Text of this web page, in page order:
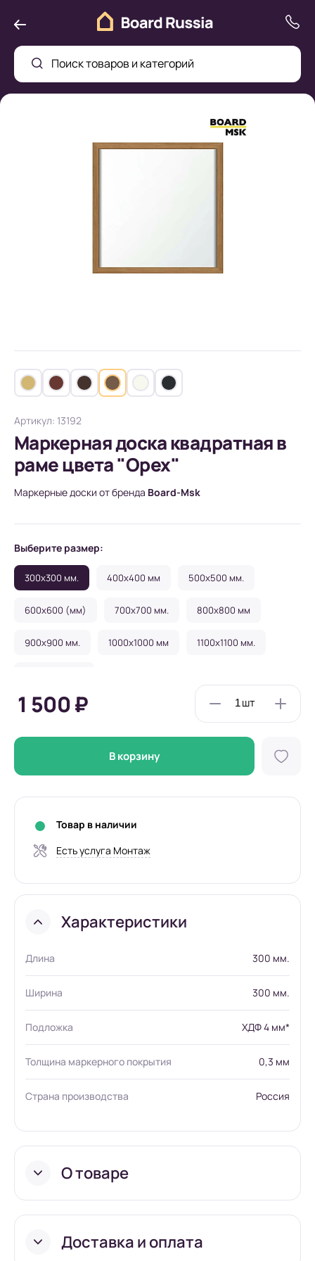
Поиск товаров и категорий
Артикул: 13192
Маркерная доска квадратная в
раме цвета "Орех"
Маркерные доски от бренда Board-Msk
Выберите размер:
300x300 мм. 400x400 мм 500x500 мм.
600x600 (мм) 700x700 мм. 800x800 мм
900x900 мм. 1000x1000 мм 1100x1100 мм.
1 500 ₽
В корзину
Товар в наличии
Есть услуга Монтаж
Характеристики
Длина 300 мм.
Ширина 300 мм.
Подложка ХДФ 4 мм*
Толщина маркерного покрытия 0,3 мм
Страна производства Россия
О товаре
Доставка и оплата